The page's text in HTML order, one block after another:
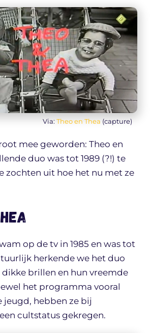
Via: Theo en Thea (capture)
mee geworden: Theo en
duo was tot 1989 (?!) te
zochten uit hoe het nu met ze
op de tv in 1985 en was tot
herkende we het duo
dikke brillen en hun vreemde
het programma vooral
jeugd, hebben ze bij
cultstatus gekregen.